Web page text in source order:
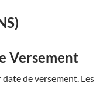
Versement
date de versement. Les